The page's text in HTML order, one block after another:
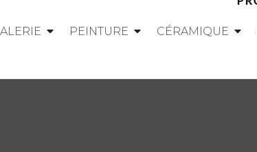
PEINTURE CÉRAMIQUE